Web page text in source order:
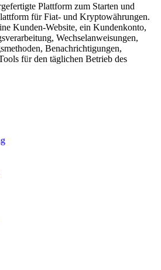
Plattform zum Starten und
für Fiat- und Kryptowährungen.
Kunden-Website, ein Kundenkonto,
Wechselanweisungen,
Benachrichtigungen,
für den täglichen Betrieb des